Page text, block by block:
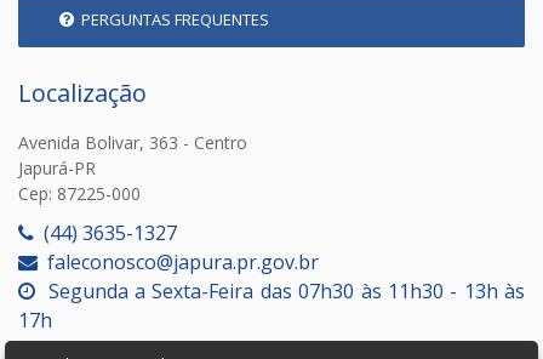
PERGUNTAS FREQUENTES
Localização
Avenida Bolivar, 363 - Centro
Japurá-PR
Cep: 87225-000
(44) 3635-1327
faleconosco@japura.pr.gov.br
Segunda a Sexta-Feira das 07h30 às 11h30 - 13h às
17h